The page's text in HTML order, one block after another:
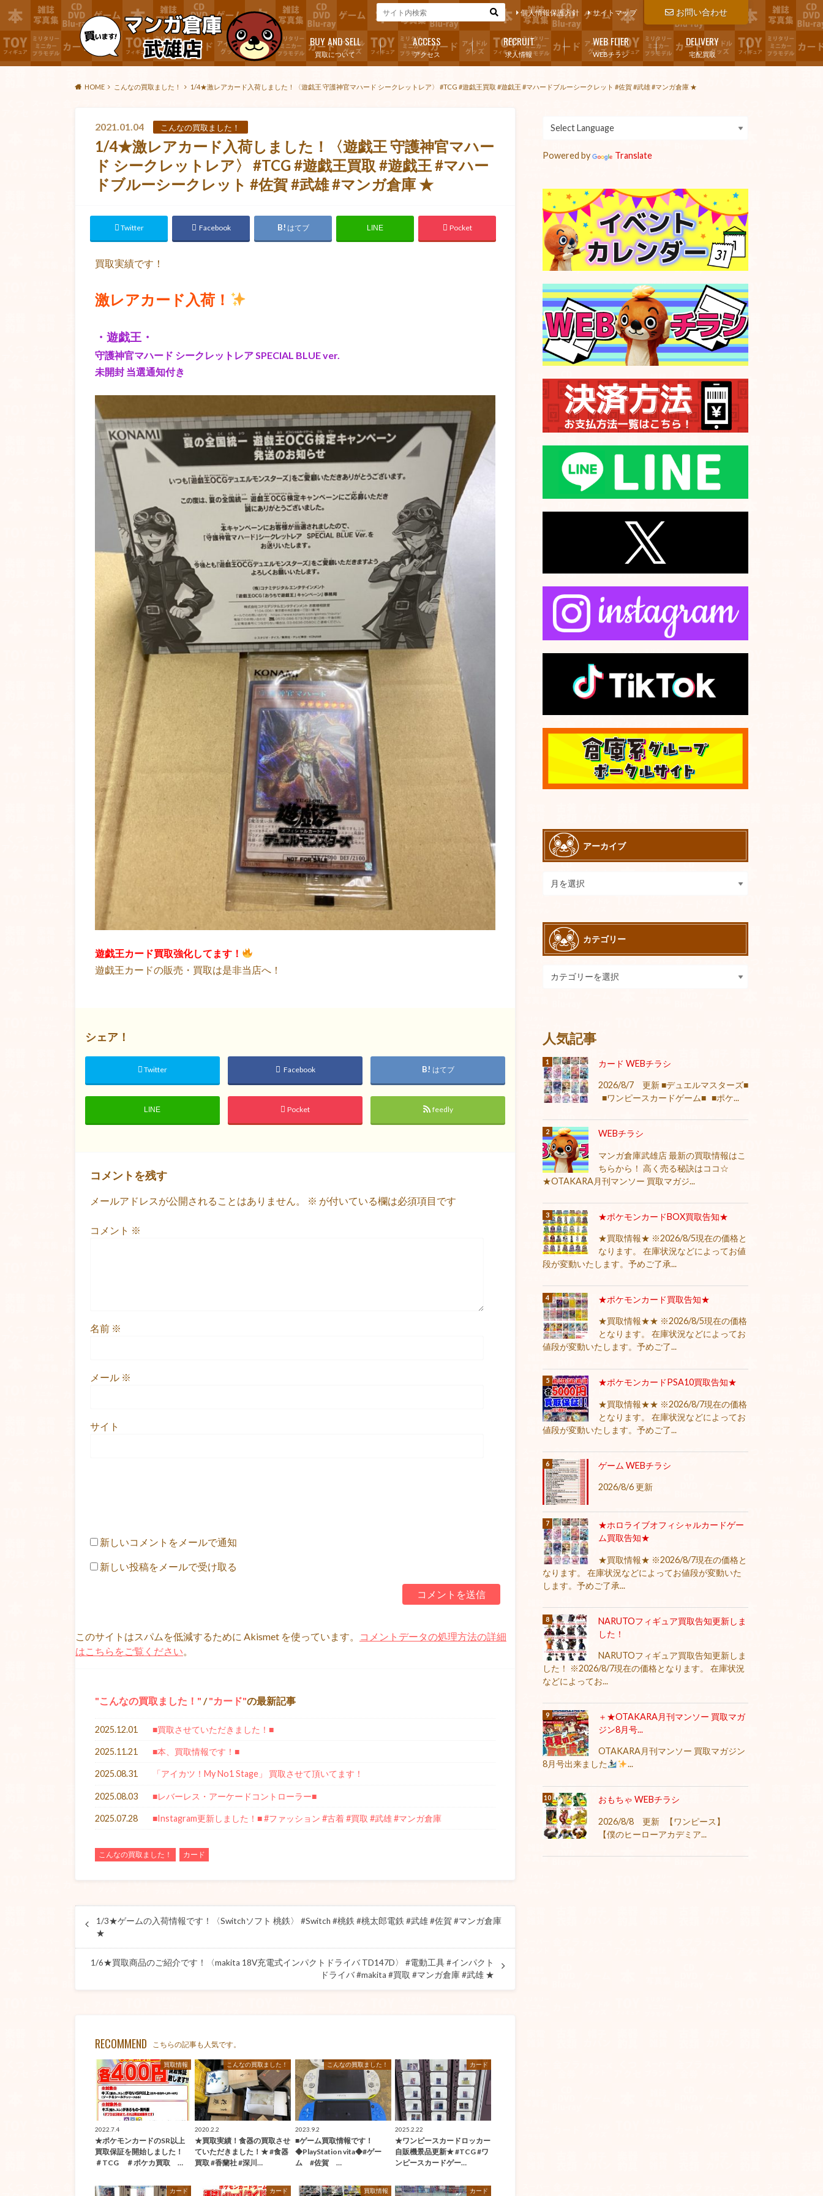
お問い合わせ
個人情報保護方針 サイトマップ
買取について
BUY AND SELL
アクセス
ACCESS
求人情報
RECRUIT
WEBチラシ
WEB FLIER
宅配買取
DELIVERY
HOME こんなの買取ました！ 1/4★激レアカード入荷しました！〈遊戯王 守護神官マハード シークレットレア〉 #TCG #遊戯王買取 #遊戯王 #マハードブルーシークレット #佐賀 #武雄 #マンガ倉庫 ★
2021.01.04 こんなの買取ました！
1/4★激レアカード入荷しました！〈遊戯王 守護神官マハー
ド シークレットレア〉 #TCG #遊戯王買取 #遊戯王 #マハー
ドブルーシークレット #佐賀 #武雄 #マンガ倉庫 ★
Twitter Facebook はてブ LINE Pocket
買取実績です！
激レアカード入荷！
・遊戯王・
守護神官マハード シークレットレア SPECIAL BLUE ver.
未開封 当選通知付き
遊戯王カード買取強化してます！
遊戯王カードの販売・買取は是非当店へ！
シェア！
Twitter Facebook はてブ
LINE Pocket feedly
コメントを残す
メールアドレスが公開されることはありません。 ※ が付いている欄は必須項目です
コメント ※
名前 ※
メール ※
サイト
新しいコメントをメールで通知
新しい投稿をメールで受け取る
このサイトはスパムを低減するために Akismet を使っています。
コメントデータの処理方法の詳細
はこちらをご覧ください
こんなの買取ました！ / カード の最新記事
2025.12.01 ■買取させていただきました！■
2025.11.21 ■本、買取情報です！■
2025.08.31 「アイカツ！My No1 Stage」 買取させて頂いてます！
2025.08.03 ■レバーレス・アーケードコントローラー■
2025.07.28 ■Instagram更新しました！■ #ファッション #古着 #買取 #武雄 #マンガ倉庫
こんなの買取ました！ カード
1/3★ゲームの入荷情報です！〈Switchソフト 桃鉄〉 #Switch #桃鉄 #桃太郎電鉄 #武雄 #佐賀 #マンガ倉庫
★
1/6★買取商品のご紹介です！〈makita 18V充電式インパクトドライバ TD147D〉 #電動工具 #インパクト
ドライバ #makita #買取 #マンガ倉庫 #武雄 ★
RECOMMEND こちらの記事も人気です。
買取情報
2022.7.4
★ポケモンカードのSR以上
買取保証を開始しました！
＃TCG ＃ポケカ買取 …
こんなの買取ました！
2020.2.2
★買取実績！食器の買取させ
ていただきました！★ #食器
買取 #香蘭社 #深川…
こんなの買取ました！
2023.9.2
■ゲーム買取情報です！
◆PlayStation vita◆#ゲー
ム #佐賀 …
カード
2025.2.22
★ワンピースカードロッカー
自販機景品更新★ #TCG #ワ
ンピースカードゲー…
カード カード 買取情報 カード
Powered by Translate
アーカイブ
カテゴリー
人気記事
カード WEBチラシ
2026/8/7 更新 ■デュエルマスターズ■
■ワンピースカードゲーム■ ■ポケ...
WEBチラシ
マンガ倉庫武雄店 最新の買取情報はこ
ちらから！ 高く売る秘訣はココ☆
★OTAKARA月刊マンソー 買取マガジ...
★ポケモンカードBOX買取告知★
★買取情報★ ※2026/8/5現在の価格と
なります。 在庫状況などによってお値
段が変動いたします。予めご了承...
★ポケモンカード買取告知★
★買取情報★★ ※2026/8/5現在の価格
となります。 在庫状況などによってお
値段が変動いたします。予めご了...
★ポケモンカードPSA10買取告知★
★買取情報★★ ※2026/8/7現在の価格
となります。 在庫状況などによってお
値段が変動いたします。予めご了...
ゲーム WEBチラシ
2026/8/6 更新
★ホロライブオフィシャルカードゲー
ム買取告知★
★買取情報★ ※2026/8/7現在の価格と
なります。 在庫状況などによってお値段が変動いた
します。予めご了承...
NARUTOフィギュア買取告知更新しま
した！
NARUTOフィギュア買取告知更新しま
した！ ※2026/8/7現在の価格となります。 在庫状況
などによってお...
＋★OTAKARA月刊マンソー 買取マガ
ジン8月号...
OTAKARA月刊マンソー 買取マガジン
8月号出来ました
...
おもちゃ WEBチラシ
2026/8/8 更新 【ワンピース】
【僕のヒーローアカデミア...